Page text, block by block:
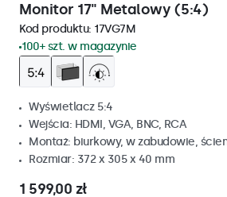
Monitor 17" Metalowy (5:4)
Kod produktu: 17VG7M
100+ szt. w magazynie
Wyświetlacz 5:4
Wejścia: HDMI, VGA, BNC, RCA
Montaż: biurkowy, w zabudowie,
Rozmiar: 372 x 305 x 40 mm
1 599,00 zł